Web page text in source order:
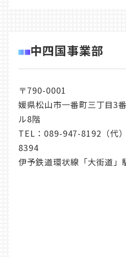
中四国事業部
〒790-0001
媛県松山市一番町三丁目3
ル8階
TEL： 089-947-8192 （
8394
伊予鉄道環状線「大街道」